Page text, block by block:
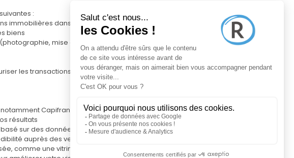
:
immobilières dans votre zone d'intervention
biens
mise en valeur, diffusion sur plusieurs portails
les transactions jusqu'à la signature de l'acte
Capifrance Pro, pour gérer votre activité,
résultats
sur des données fines du marché, pour sécuriser vos
auprès des vendeurs
comme une vitrine digitale à votre nom, entièrement